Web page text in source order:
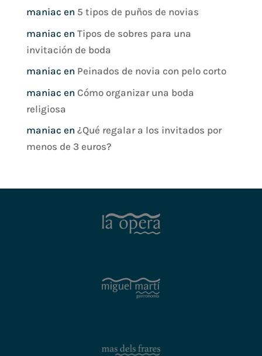
maniac en 5 tipos de puños de novias
maniac en Tipos de sobres para una
invitación de boda
maniac en Peinados de novia con pelo corto
maniac en Cómo organizar una boda
religiosa
maniac en ¿Qué regalar a los invitados por
menos de 3 euros?